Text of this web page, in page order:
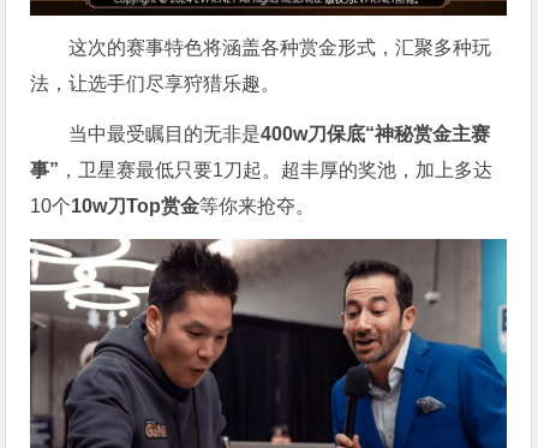
这次的赛事特色将涵盖各种赏金形式，汇聚多种玩
法，让选手们尽享狩猎乐趣。
当中最受瞩目的无非是400w刀保底“神秘赏金主赛
事” ，卫星赛最低只要1刀起。超丰厚的奖池，加上多达
10个10w刀Top赏金等你来抢夺。